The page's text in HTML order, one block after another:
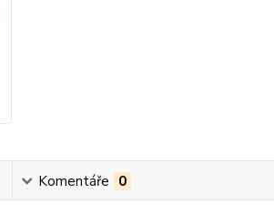
Komentáře 0